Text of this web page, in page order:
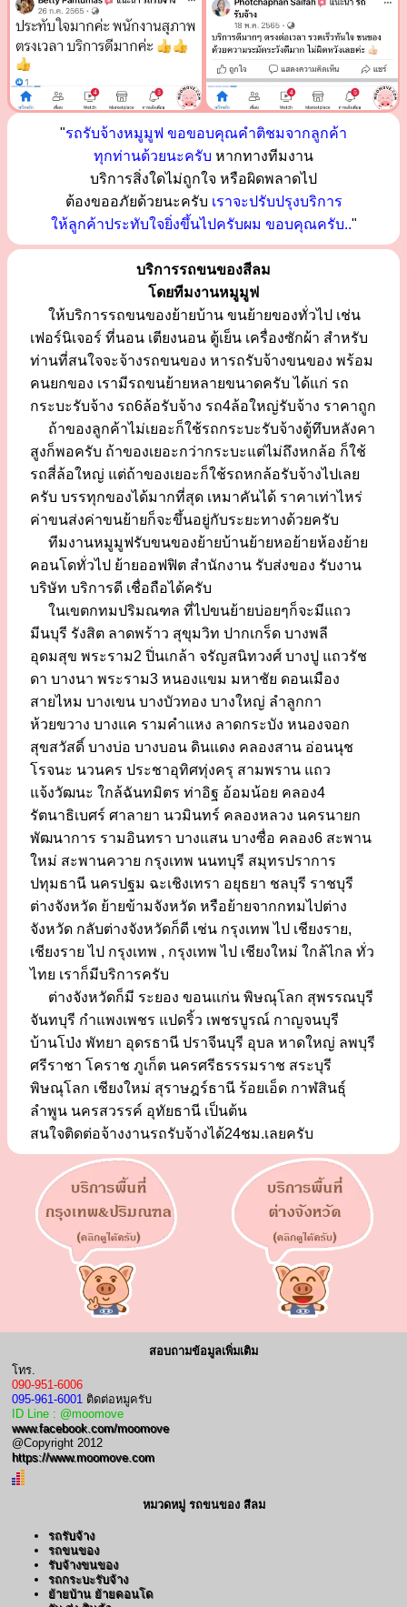
"รถรับจ้างหมูมูฟ ขอขอบคุณคำติชมจากลูกค้า
ทุกท่านด้วยนะครับ หากทางทีมงาน
บริการสิ่งใดไม่ถูกใจ หรือผิดพลาดไป
ต้องขออภัยด้วยนะครับ เราจะปรับปรุงบริการ
ให้ลูกค้าประทับใจยิ่งขึ้นไปครับผม ขอบคุณครับ.."
บริการรถขนของสีลม
โดยทีมงานหมูมูฟ
ให้บริการรถขนของย้ายบ้าน ขนย้ายของทั่วไป เช่น
เฟอร์นิเจอร์ ที่นอน เตียงนอน ตู้เย็น เครื่องซักผ้า สำหรับ
ท่านที่สนใจจะจ้างรถขนของ หารถรับจ้างขนของ พร้อม
คนยกของ เรามีรถขนย้ายหลายขนาดครับ ได้แก่ รถ
กระบะรับจ้าง รถ6ล้อรับจ้าง รถ4ล้อใหญ่รับจ้าง ราคาถูก
ถ้าของลูกค้าไม่เยอะก็ใช้รถกระบะรับจ้างตู้ทึบหลังคา
สูงก็พอครับ ถ้าของเยอะกว่ากระบะแต่ไม่ถึงหกล้อ ก็ใช้
รถสี่ล้อใหญ่ แต่ถ้าของเยอะก็ใช้รถหกล้อรับจ้างไปเลย
ครับ บรรทุกของได้มากที่สุด เหมาคันได้ ราคาเท่าไหร่
ค่าขนส่งค่าขนย้ายก็จะขึ้นอยู่กับระยะทางด้วยครับ
ทีมงานหมูมูฟรับขนของย้ายบ้านย้ายหอย้ายห้องย้าย
คอนโดทั่วไป ย้ายออฟฟิต สำนักงาน รับส่งของ รับงาน
บริษัท บริการดี เชื่อถือได้ครับ
ในเขตกทมปริมณฑล ที่ไปขนย้ายบ่อยๆก็จะมีแถว
มีนบุรี รังสิต ลาดพร้าว สุขุมวิท ปากเกร็ด บางพลี
อุดมสุข พระราม2 ปิ่นเกล้า จรัญสนิทวงศ์ บางปู แถวรัช
ดา บางนา พระราม3 หนองแขม มหาชัย ดอนเมือง
สายไหม บางเขน บางบัวทอง บางใหญ่ ลำลูกกา
ห้วยขวาง บางแค รามคำแหง ลาดกระบัง หนองจอก
สุขสวัสดิ์ บางบ่อ บางบอน ดินแดง คลองสาน อ่อนนุช
โรจนะ นวนคร ประชาอุทิศทุ่งครุ สามพราน แถว
แจ้งวัฒนะ ใกล้ฉันทมิตร ท่าอิฐ อ้อมน้อย คลอง4
รัตนาธิเบศร์ ศาลายา นวมินทร์ คลองหลวง นครนายก
พัฒนาการ รามอินทรา บางแสน บางซื่อ คลอง6 สะพาน
ใหม่ สะพานควาย กรุงเทพ นนทบุรี สมุทรปราการ
ปทุมธานี นครปฐม ฉะเชิงเทรา อยุธยา ชลบุรี ราชบุรี
ต่างจังหวัด ย้ายข้ามจังหวัด หรือย้ายจากกทมไปต่าง
จังหวัด กลับต่างจังหวัดก็ดี เช่น กรุงเทพ ไป เชียงราย,
เชียงราย ไป กรุงเทพ , กรุงเทพ ไป เชียงใหม่ ใกล้ไกล ทั่ว
ไทย เราก็มีบริการครับ
ต่างจังหวัดก็มี ระยอง ขอนแก่น พิษณุโลก สุพรรณบุรี
จันทบุรี กำแพงเพชร แปดริ้ว เพชรบูรณ์ กาญจนบุรี
บ้านโป่ง พัทยา อุดรธานี ปราจีนบุรี อุบล หาดใหญ่ ลพบุรี
ศรีราชา โคราช ภูเก็ต นครศรีธรรรมราช สระบุรี
พิษณุโลก เชียงใหม่ สุราษฎร์ธานี ร้อยเอ็ด กาฬสินธุ์
ลำพูน นครสวรรค์ อุทัยธานี เป็นต้น
สนใจติดต่อจ้างงานรถรับจ้างได้24ชม.เลยครับ
สอบถามข้อมูลเพิ่มเติม
โทร.
090-951-6006
095-961-6001 ติดต่อหมูครับ
ID Line : @moomove
www.facebook.com/moomove
@Copyright 2012
https://www.moomove.com
หมวดหมู่ รถขนของ สีลม
รถรับจ้าง
รถขนของ
รับจ้างขนของ
รถกระบะรับจ้าง
ย้ายบ้าน ย้ายคอนโด